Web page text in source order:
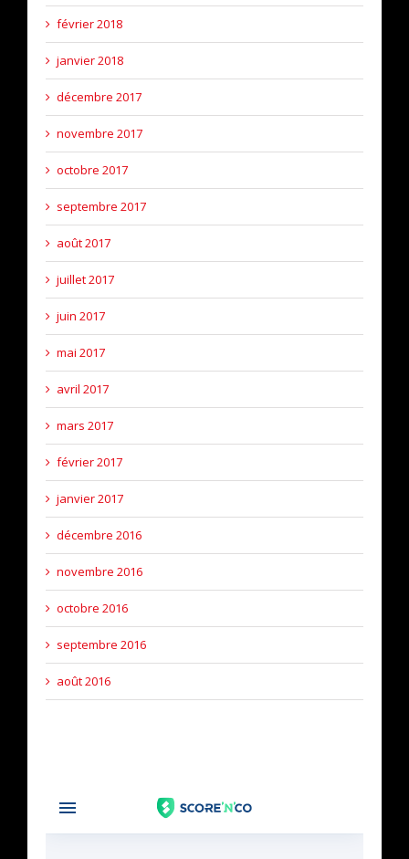
février 2018
janvier 2018
décembre 2017
novembre 2017
octobre 2017
septembre 2017
août 2017
juillet 2017
juin 2017
mai 2017
avril 2017
mars 2017
février 2017
janvier 2017
décembre 2016
novembre 2016
octobre 2016
septembre 2016
août 2016